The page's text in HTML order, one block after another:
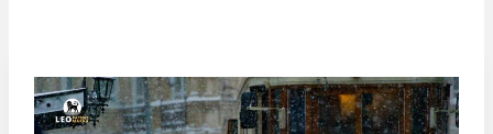
Patentanmeldung
beim